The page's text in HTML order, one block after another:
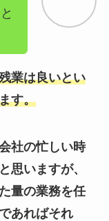
業は良いとい
す。
の忙しい時
われる可能性